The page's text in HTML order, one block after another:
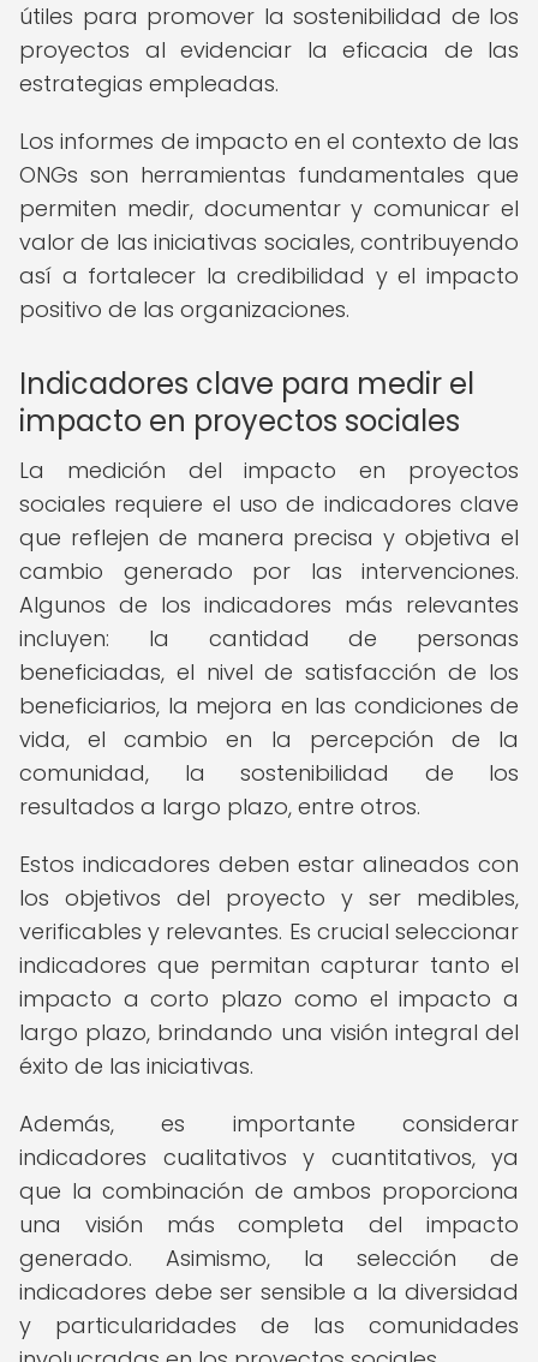
útiles para promover la sostenibilidad de los
proyectos al evidenciar la eficacia de las
estrategias empleadas.
Los informes de impacto en el contexto de las
ONGs son herramientas fundamentales que
permiten medir, documentar y comunicar el
valor de las iniciativas sociales, contribuyendo
así a fortalecer la credibilidad y el impacto
positivo de las organizaciones.
Indicadores clave para medir el
impacto en proyectos sociales
La medición del impacto en proyectos
sociales requiere el uso de indicadores clave
que reflejen de manera precisa y objetiva el
cambio generado por las intervenciones.
Algunos de los indicadores más relevantes
incluyen: la cantidad de personas
beneficiadas, el nivel de satisfacción de los
beneficiarios, la mejora en las condiciones de
vida, el cambio en la percepción de la
comunidad, la sostenibilidad de los
resultados a largo plazo, entre otros.
Estos indicadores deben estar alineados con
los objetivos del proyecto y ser medibles,
verificables y relevantes. Es crucial seleccionar
indicadores que permitan capturar tanto el
impacto a corto plazo como el impacto a
largo plazo, brindando una visión integral del
éxito de las iniciativas.
Además, es importante considerar
indicadores cualitativos y cuantitativos, ya
que la combinación de ambos proporciona
una visión más completa del impacto
generado. Asimismo, la selección de
indicadores debe ser sensible a la diversidad
y particularidades de las comunidades